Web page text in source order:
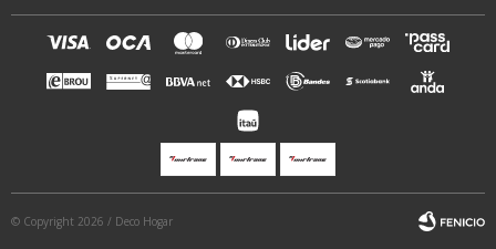
© Copyright 2026 / Deco Hogar